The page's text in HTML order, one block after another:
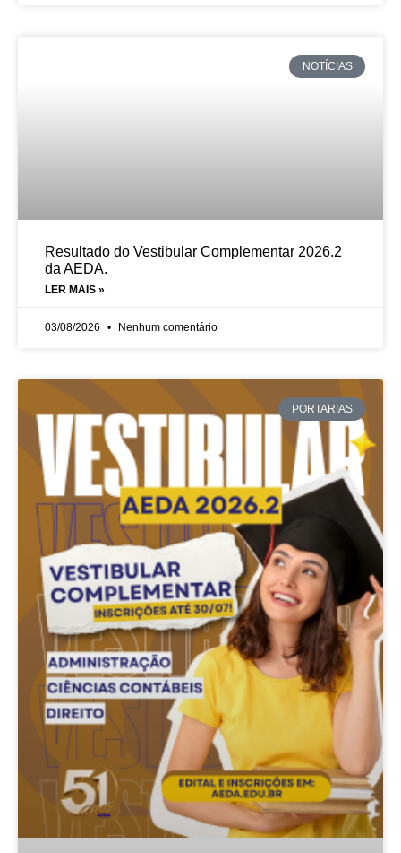
NOTÍCIAS
Resultado do Vestibular Complementar 2026.2
da AEDA.
LER MAIS »
03/08/2026 Nenhum comentário
PORTARIAS